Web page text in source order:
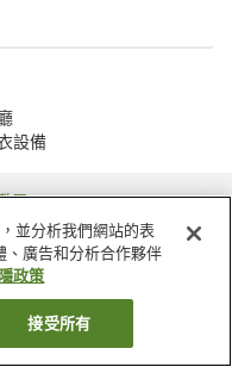
設備
區
並分析我們網站的表
、廣告和分析合作夥伴
政策
接受所有